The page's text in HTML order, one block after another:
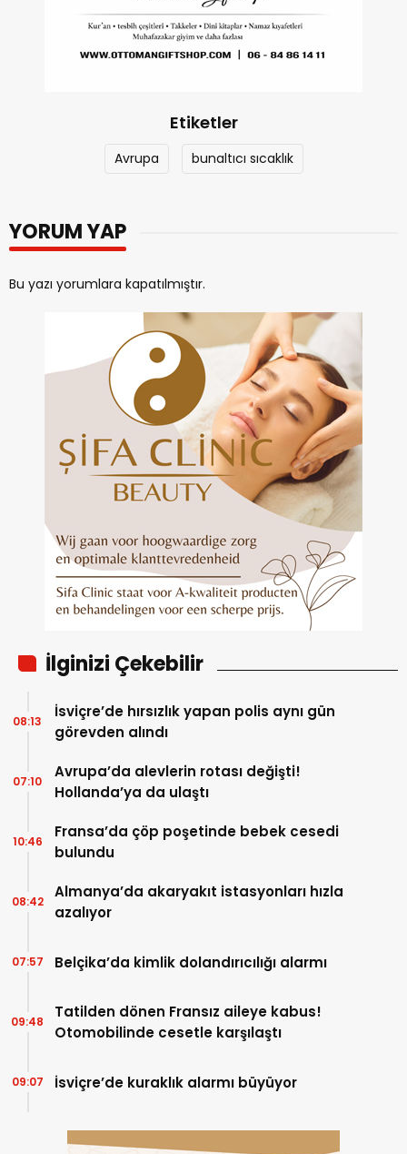
Etiketler
Avrupa bunaltıcı sıcaklık
YORUM YAP
Bu yazı yorumlara kapatılmıştır.
İlginizi Çekebilir
İsviçre’de hırsızlık yapan polis aynı gün
görevden alındı
08:13
Avrupa’da alevlerin rotası değişti!
Hollanda’ya da ulaştı
07:10
Fransa’da çöp poşetinde bebek cesedi
bulundu
10:46
Almanya’da akaryakıt istasyonları hızla
azalıyor
08:42
Belçika’da kimlik dolandırıcılığı alarmı
07:57
Tatilden dönen Fransız aileye kabus!
Otomobilinde cesetle karşılaştı
09:48
İsviçre’de kuraklık alarmı büyüyor
09:07